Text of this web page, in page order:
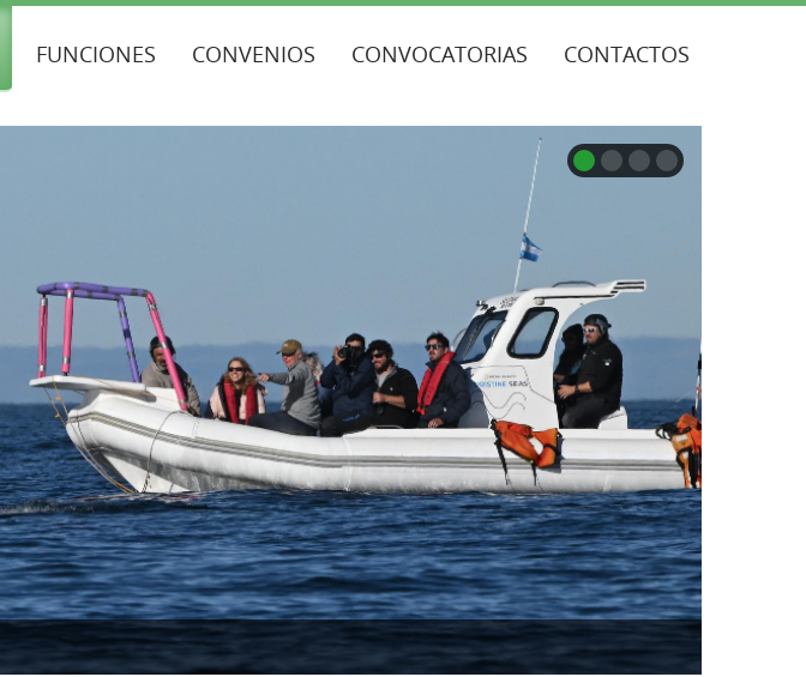
FUNCIONES CONVENIOS CONVOCATORIAS CONTACTOS